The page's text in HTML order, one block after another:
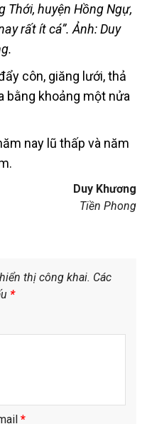
Thới, huyện Hồng Ngự,
rất ít cá”. Ảnh: Duy
côn, giăng lưới, thả
bằng khoảng một nửa
nay lũ thấp và năm
Duy Khương
Tiền Phong
thị công khai. Các
*
*